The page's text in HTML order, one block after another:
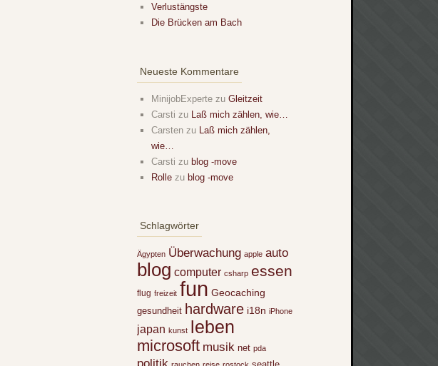
Verlustängste
Die Brücken am Bach
Neueste Kommentare
MinijobExperte zu Gleitzeit
Carsti zu Laß mich zählen, wie…
Carsten zu Laß mich zählen,
wie…
Carsti zu blog -move
Rolle zu blog -move
Schlagwörter
Ägypten Überwachung apple auto
blog computer csharp essen
flug freizeit fun Geocaching
gesundheit hardware i18n iPhone
japan kunst leben
microsoft musik net pda